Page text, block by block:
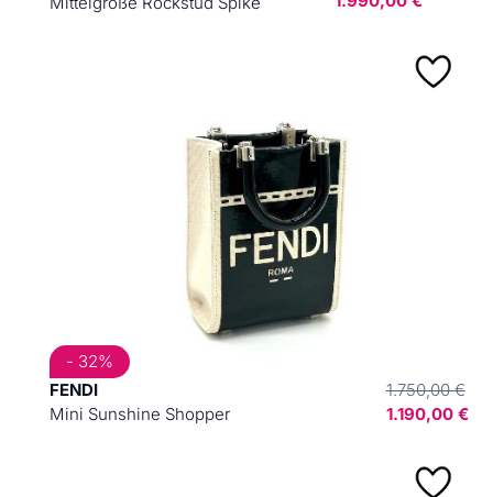
FENDI
Mini Sunshine Shopper
1.750,00 €
1.190,00 €
- 32%